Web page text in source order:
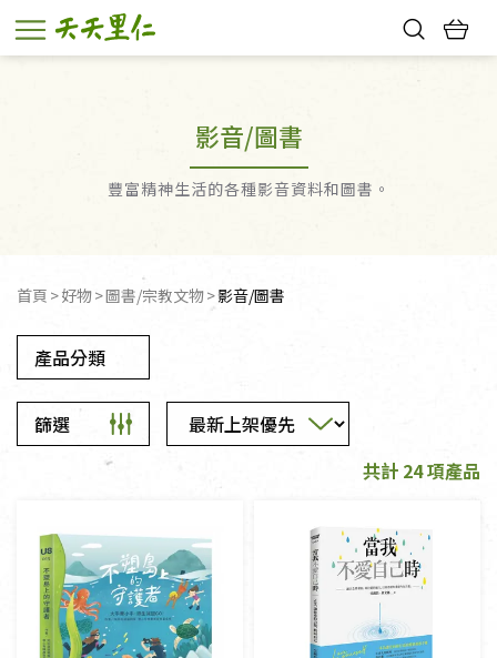
影音/圖書
豐富精神生活的各種影音資料和圖書。
首頁 好物 圖書/宗教文物 影音/圖書
產品分類
篩選
共計 24 項產品
常溫 冷凍
一般網購 門市販售